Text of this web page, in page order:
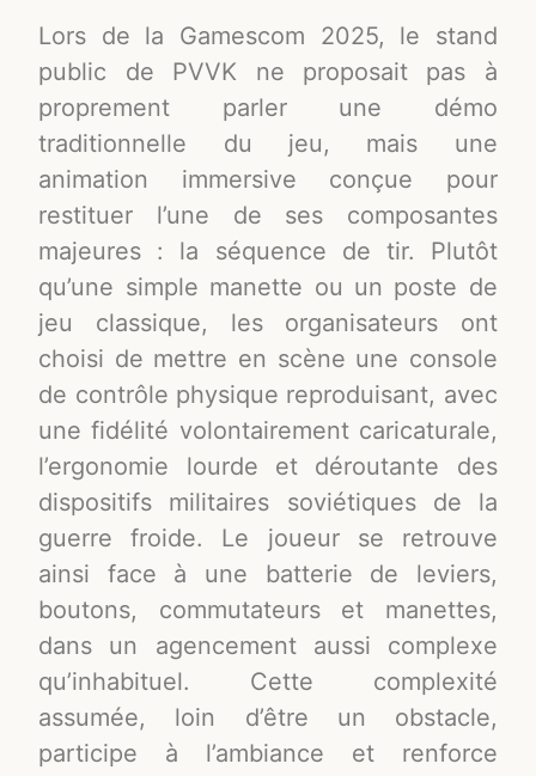
Lors de la Gamescom 2025, le stand
public de PVVK ne proposait pas à
proprement parler une démo
traditionnelle du jeu, mais une
animation immersive conçue pour
restituer l’une de ses composantes
majeures : la séquence de tir. Plutôt
qu’une simple manette ou un poste de
jeu classique, les organisateurs ont
choisi de mettre en scène une console
de contrôle physique reproduisant, avec
une fidélité volontairement caricaturale,
l’ergonomie lourde et déroutante des
dispositifs militaires soviétiques de la
guerre froide. Le joueur se retrouve
ainsi face à une batterie de leviers,
boutons, commutateurs et manettes,
dans un agencement aussi complexe
qu’inhabituel. Cette complexité
assumée, loin d’être un obstacle,
participe à l’ambiance et renforce